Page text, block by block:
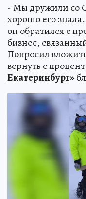
- Мы дружили со
хорошо его
он обратился с
бизнес,
Попросил
вернуть с
Екатеринбург»